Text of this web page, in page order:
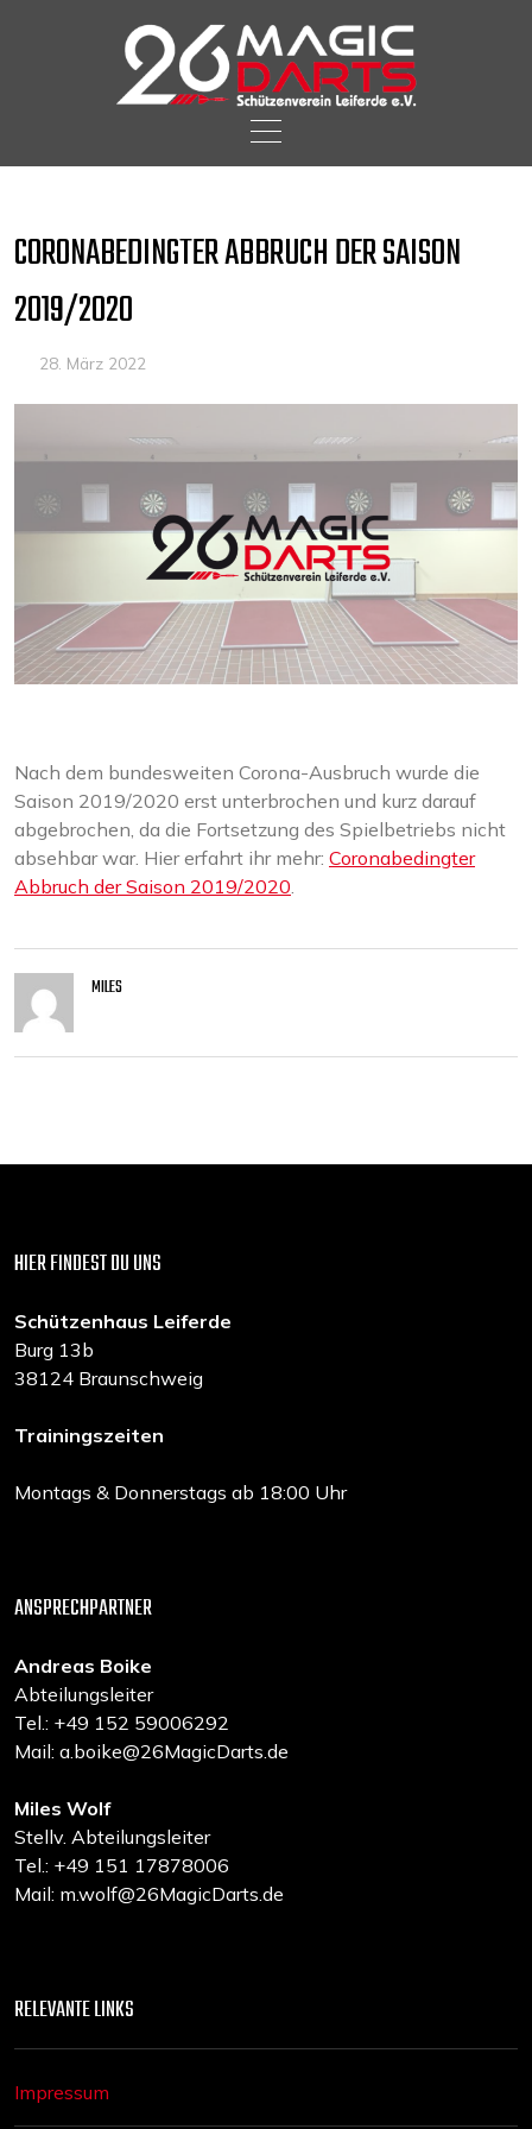
content
CORONABEDINGTER ABBRUCH DER SAISON
2019/2020
28. März 2022
Nach dem bundesweiten Corona-Ausbruch wurde die
Saison 2019/2020 erst unterbrochen und kurz darauf
abgebrochen, da die Fortsetzung des Spielbetriebs nicht
absehbar war. Hier erfahrt ihr mehr: Coronabedingter
Abbruch der Saison 2019/2020
MILES
HIER FINDEST DU UNS
Schützenhaus Leiferde
Burg 13b
38124 Braunschweig
Trainingszeiten
Montags & Donnerstags ab 18:00 Uhr
ANSPRECHPARTNER
Andreas Boike
Abteilungsleiter
Tel.: +49 152 59006292
Mail: a.boike@26MagicDarts.de
Miles Wolf
Stellv. Abteilungsleiter
Tel.: +49 151 17878006
Mail: m.wolf@26MagicDarts.de
RELEVANTE LINKS
Impressum